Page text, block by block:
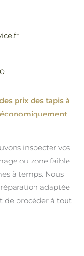
prix des tapis à
inspecter vos
ou zone faible
à temps. Nous
adaptée
de procéder à tout